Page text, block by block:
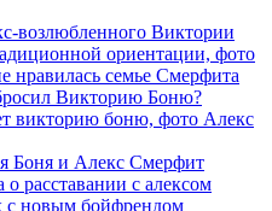
возлюбленного Виктории
ориентации, фото
нравилась семье Смерфита
Викторию Боню?
викторию боню, фото Алекс
Боня и Алекс Смерфит
о расставании с алексом
с новым бойфрендом